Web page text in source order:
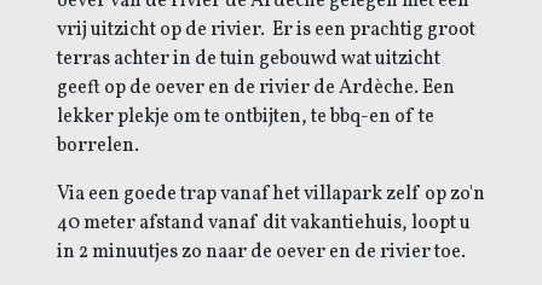
vrij uitzicht op de rivier. Er iseen prachtig groot
terras achter in de tuin gebouwd wat uitzicht
geeft op de oever en de rivier de Ardèche. Een
lekker plekje om te ontbijten, te bbq-en of te
borrelen.
Via een goede trap vanaf het villapark zelf op zo'n
40 meter afstand vanaf dit vakantiehuis, loopt u
in 2 minuutjes zo naar de oever en de rivier toe.